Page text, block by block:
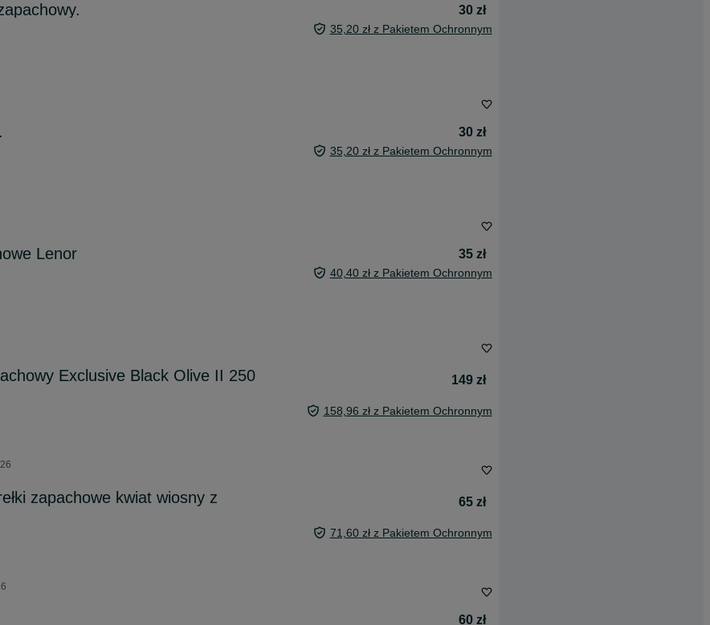
30 zł
35,20 zł z Pakietem Ochronnym
30 zł
35,20 zł z Pakietem Ochronnym
Lenor
35 zł
40,40 zł z Pakietem Ochronnym
Exclusive Black Olive II 250
149 zł
158,96 zł z Pakietem Ochronnym
zapachowe kwiat wiosny z
65 zł
71,60 zł z Pakietem Ochronnym
60 zł